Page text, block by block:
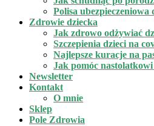
Polisa
Zdrowie dziecka
Jak zdrowo odżywiać
Szczepienia dzieci na
Najlepsze kuracje na
Jak pomóc
Newsletter
Kontakt
O mnie
Sklep
Pole Zdrowia